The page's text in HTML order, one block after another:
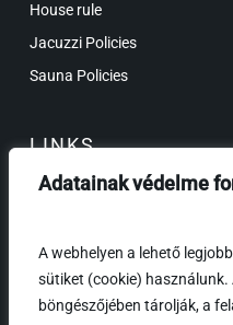
Adatainak védelme
A webhelyen a lehető
sütiket (cookie)
böngészőjében tárolják, a
House rule
Jacuzzi Policies
Sauna Policies
LINKS
Price/Booking
Frequently Asked Questions